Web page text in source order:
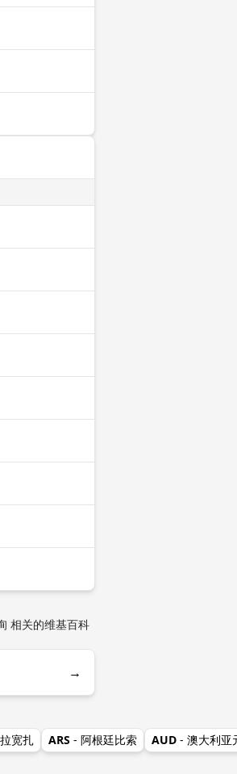
相关的维基百科
→
宽扎 ARS - 阿根廷比索 AUD - 澳大利亚